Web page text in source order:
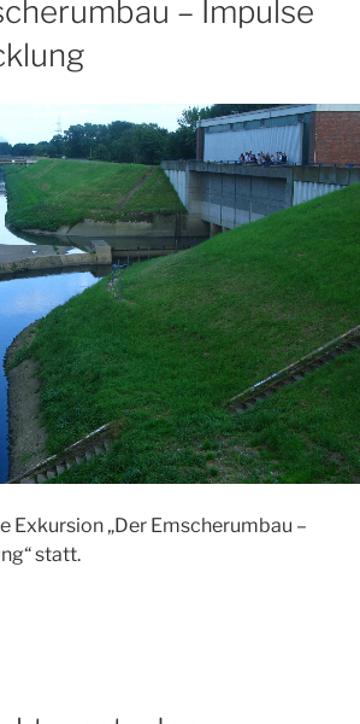
– Impulse
Exkursion „Der Emscherumbau –
statt.